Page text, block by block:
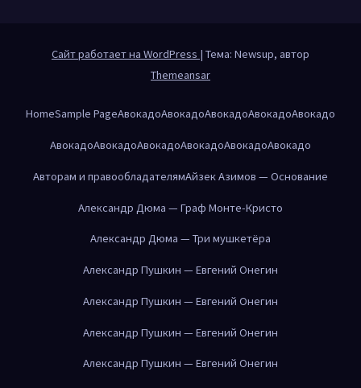
Сайт работает на WordPress | Тема: Newsup, автор
Themeansar
HomeSample PageАвокадоАвокадоАвокадоАвокадоАвокадо
АвокадоАвокадоАвокадоАвокадоАвокадоАвокадо
Авторам и правообладателямАйзек Азимов — Основание
Александр Дюма — Граф Монте-Кристо
Александр Дюма — Три мушкетёра
Александр Пушкин — Евгений Онегин
Александр Пушкин — Евгений Онегин
Александр Пушкин — Евгений Онегин
Александр Пушкин — Евгений Онегин